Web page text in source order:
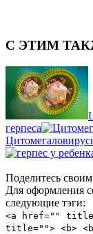
С ЭТИМ
герпеса
Поделитесь
Для оформления
следующие тэги:
<a href=""
title=""> <b>